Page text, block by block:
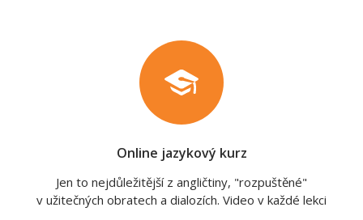
Online jazykový kurz
Jen to nejdůležitější z angličtiny, "rozpuštěné"
v užitečných obratech a dialozích. Video v každé lekci